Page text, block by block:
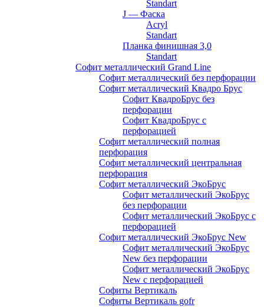
Standart
J — Фаска
Acryl
Standart
Планка финишная 3,0
Standart
Софит металлический Grand Line
Софит металлический без перфорации
Софит металлический Квадро Брус
Софит КвадроБрус без
перфорации
Софит КвадроБрус с
перфорацией
Софит металлический полная
перфорация
Софит металлический центральная
перфорация
Софит металлический ЭкоБрус
Софит металлический ЭкоБрус
без перфорации
Софит металлический ЭкоБрус с
перфорацией
Софит металлический ЭкоБрус New
Софит металлический ЭкоБрус
New без перфорации
Софит металлический ЭкоБрус
New с перфорацией
Софиты Вертикаль
Софиты Вертикаль gofr